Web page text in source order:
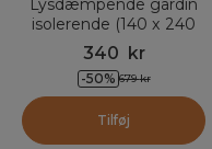
Lysdæmpende gardin
isolerende (140 x 240
cm) Bengale Beige
340 kr
-50% 679 kr
Tilføj